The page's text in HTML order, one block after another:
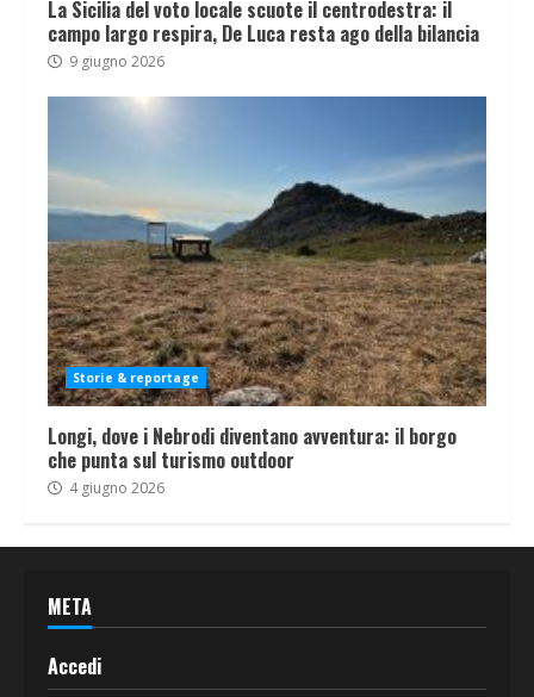
La Sicilia del voto locale scuote il centrodestra: il
campo largo respira, De Luca resta ago della bilancia
9 giugno 2026
Storie & reportage
Longi, dove i Nebrodi diventano avventura: il borgo
che punta sul turismo outdoor
4 giugno 2026
META
Accedi